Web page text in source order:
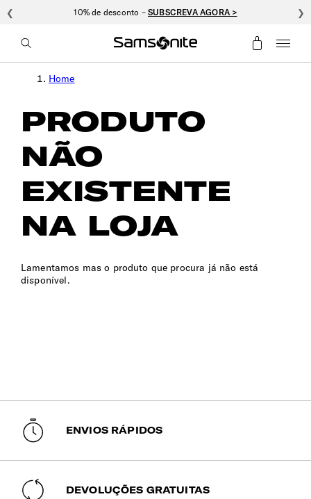
10% de desconto –SUBSCREVA AGORA >
❮ ❯
Home
PRODUTO
NÃO
EXISTENTE
NA LOJA
Lamentamos mas o produto que procura já não está
disponível.
ENVIOS RÁPIDOS
DEVOLUÇÕES GRATUITAS